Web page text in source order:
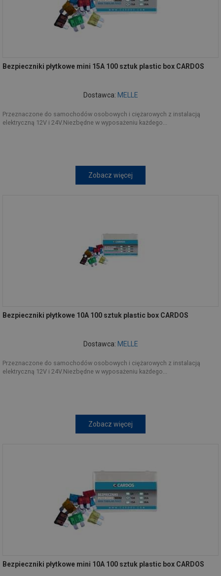
Bezpieczniki płytkowe mini 15A 100 sztuk plastic box CARDOS
Dostawca: MELLE
Przeznaczone do samochodów osobowych i ciężarowych z instalacją
elektryczną 12V i 24V.Niezbędne w wyposażeniu każdego...
Zobacz więcej
Bezpieczniki płytkowe 10A 100 sztuk plastic box CARDOS
Dostawca: MELLE
Przeznaczone do samochodów osobowych i ciężarowych z instalacją
elektryczną 12V i 24V.Niezbędne w wyposażeniu każdego...
Zobacz więcej
Bezpieczniki płytkowe mini 10A 100 sztuk plastic box CARDOS